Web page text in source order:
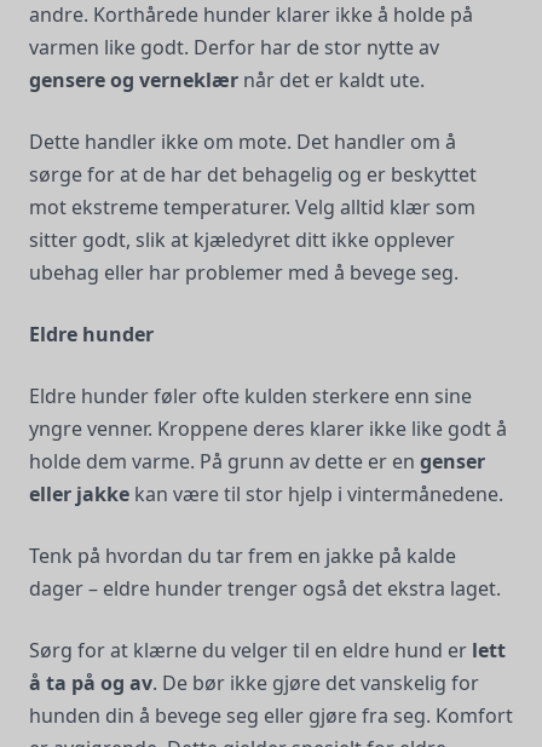
andre. Korthårede hunder klarer ikke å holde på
varmen like godt. Derfor har de stor nytte av
gensere og verneklær når det er kaldt ute.
Dette handler ikke om mote. Det handler om å
sørge for at de har det behagelig og er beskyttet
mot ekstreme temperaturer. Velg alltid klær som
sitter godt, slik at kjæledyret ditt ikke opplever
ubehag eller har problemer med å bevege seg.
Eldre hunder
Eldre hunder føler ofte kulden sterkere enn sine
yngre venner. Kroppene deres klarer ikke like godt å
holde dem varme. På grunn av dette er en genser
eller jakke kan være til stor hjelp i vintermånedene.
Tenk på hvordan du tar frem en jakke på kalde
dager – eldre hunder trenger også det ekstra laget.
Sørg for at klærne du velger til en eldre hund er lett
å ta på og av. De bør ikke gjøre det vanskelig for
hunden din å bevege seg eller gjøre fra seg. Komfort